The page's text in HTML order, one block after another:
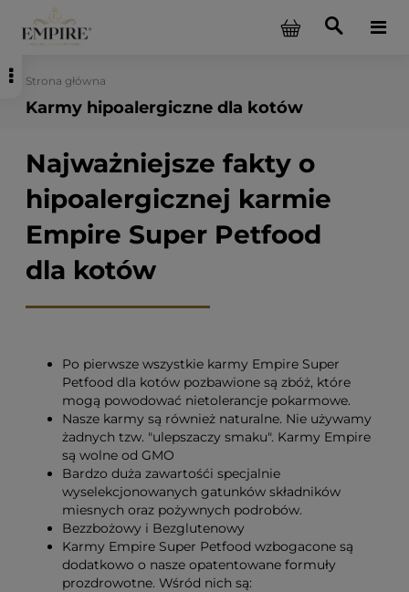
Strona główna
Karmy hipoalergiczne dla kotów
Najważniejsze fakty o
hipoalergicznej karmie
Empire Super Petfood
dla kotów
Po pierwsze wszystkie karmy Empire Super
Petfood dla kotów pozbawione są zbóż, które
mogą powodować nietolerancje pokarmowe.
Nasze karmy są również naturalne. Nie używamy
żadnych tzw. "ulepszaczy smaku". Karmy Empire
są wolne od GMO
Bardzo duża zawartośći specjalnie
wyselekcjonowanych gatunków składników
miesnych oraz pożywnych podrobów.
Bezzbożowy i Bezglutenowy
Karmy Empire Super Petfood wzbogacone są
dodatkowo o nasze opatentowane formuły
prozdrowotne. Wśród nich są: